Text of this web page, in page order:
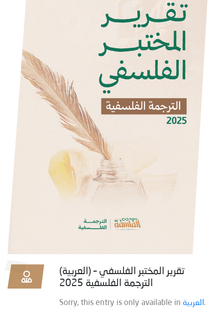
(العربية) تقرير المختبر الفلسفي –
الترجمة الفلسفية 2025
Sorry, this entry is only available in العربية.